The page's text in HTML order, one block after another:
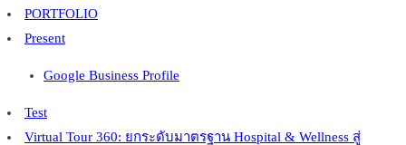
PORTFOLIO
Present
Google Business Profile
Test
Virtual Tour 360: ยกระดับมาตรฐาน Hospital & Wellness สู่